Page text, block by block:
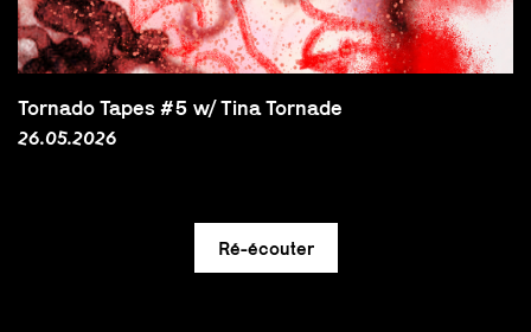
Tornado Tapes #5 w/ Tina Tornade
26.05.2026